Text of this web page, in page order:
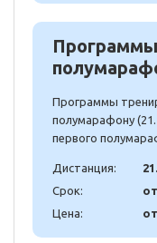
Программы
полумарафону
первого
Дистанция:
Срок:
Цена: